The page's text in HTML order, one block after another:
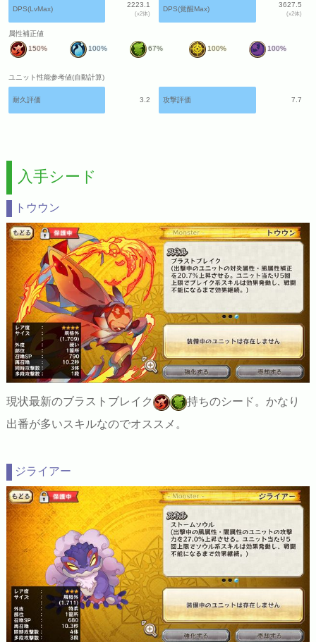
DPS(LvMax)
2223.1
(x2体)
DPS(覚醒Max)
3627.5
(x2体)
属性補正値
150%
100% 67% 100% 100%
ユニット性能参考値(自動計算)
耐久評価 3.2 攻撃評価 7.7
入手シード
トウウン
現状最新のブラストブレイク
持ちのシード。かなり
出番が多いスキルなのでオススメ。
ジライアー